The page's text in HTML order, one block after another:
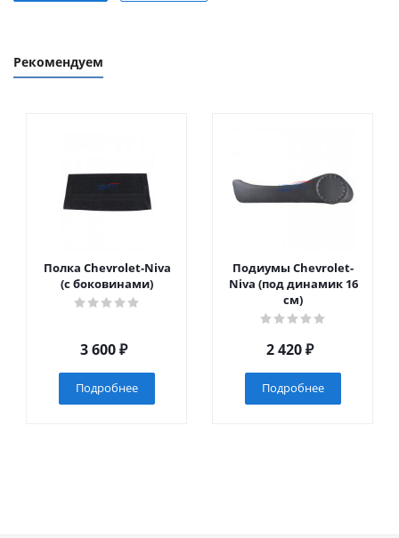
Рекомендуем
Полка Chevrolet-Niva
(с боковинами)
3 600₽
Подробнее
Подиумы Chevrolet-
Niva (под динамик 16
см)
2 420₽
Подробнее